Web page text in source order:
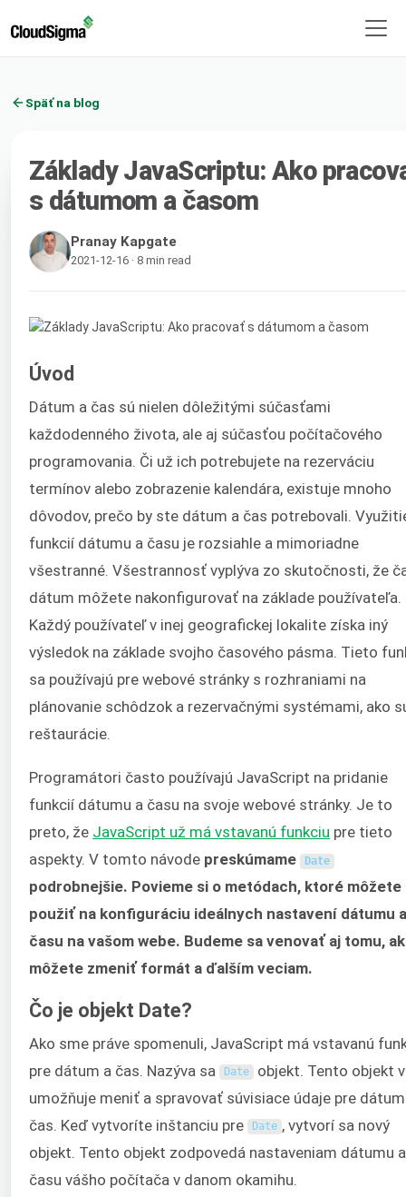
Späť na blog
Základy JavaScriptu: Ako
s dátumom a časom
Pranay Kapgate
2021-12-16 · 8 min read
Úvod
Dátum a čas sú nielen dôležitými súčasťami
každodenného života, ale aj súčasťou počítačového
programovania. Či už ich potrebujete na rezerváciu
termínov alebo zobrazenie kalendára, existuje mnoho
dôvodov, prečo by ste dátum a čas potrebovali.
funkcií dátumu a času je rozsiahle a mimoriadne
všestranné. Všestrannosť vyplýva zo skutočnosti, že
dátum môžete nakonfigurovať na základe používateľa.
Každý používateľ v inej geografickej lokalite získa iný
výsledok na základe svojho časového pásma. Tieto
sa používajú pre webové stránky s rozhraniami na
plánovanie schôdzok a rezervačnými systémami, ako
reštaurácie.
Programátori často používajú JavaScript na pridanie
funkcií dátumu a času na svoje webové stránky. Je to
preto, že JavaScript už má vstavanú funkciu pre tieto
aspekty. V tomto návode preskúmame Date
podrobnejšie. Povieme si o metódach, ktoré môžete
použiť na konfiguráciu ideálnych nastavení dátumu a
času na vašom webe. Budeme sa venovať aj tomu,
môžete zmeniť formát a ďalším veciam.
Čo je objekt Date?
Ako sme práve spomenuli, JavaScript má vstavanú
pre dátum a čas. Nazýva sa
Date objekt. Tento objekt
umožňuje meniť a spravovať súvisiace údaje pre
čas. Keď vytvoríte inštanciu pre
Date , vytvorí sa nový
objekt. Tento objekt zodpovedá nastaveniam dátumu a
času vášho počítača v danom okamihu.